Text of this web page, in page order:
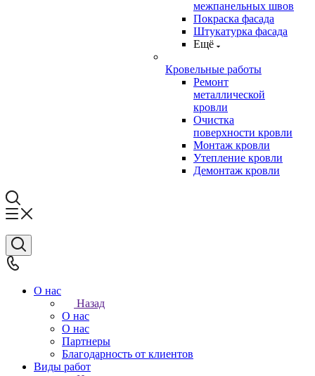
межпанельных швов
Покраска фасада
Штукатурка фасада
Ещё
Кровельные работы
Ремонт
металлической
кровли
Очистка
поверхности кровли
Монтаж кровли
Утепление кровли
Демонтаж кровли
О нас
Назад
О нас
О нас
Партнеры
Благодарность от клиентов
Виды работ